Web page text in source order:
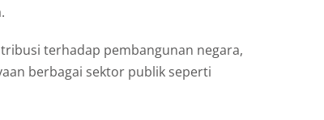
terhadap pembangunan negara,
berbagai sektor publik seperti